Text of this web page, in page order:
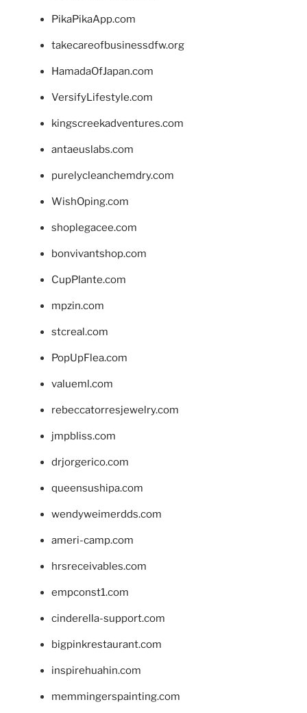
PikaPikaApp.com
takecareofbusinessdfw.org
HamadaOfJapan.com
VersifyLifestyle.com
kingscreekadventures.com
antaeuslabs.com
purelycleanchemdry.com
WishOping.com
shoplegacee.com
bonvivantshop.com
CupPlante.com
mpzin.com
stcreal.com
PopUpFlea.com
valueml.com
rebeccatorresjewelry.com
jmpbliss.com
drjorgerico.com
queensushipa.com
wendyweimerdds.com
ameri-camp.com
hrsreceivables.com
empconst1.com
cinderella-support.com
bigpinkrestaurant.com
inspirehuahin.com
memmingerspainting.com